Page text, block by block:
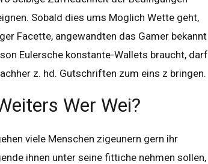
Sobald dies ums Moglich Wette geht,
Facette, angewandten das Gamer bekannt
Eulersche konstante-Wallets braucht, darf
z. hd. Gutschriften zum eins z bringen.
Wer Wei?
viele Menschen zigeunern gern ihr
ihnen unter seine fittiche nehmen sollen,